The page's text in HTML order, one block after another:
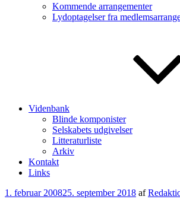
Kommende arrangementer
Lydoptagelser fra
Videnbank
Blinde komponister
Selskabets udgivelser
Litteraturliste
Arkiv
Kontakt
Links
Udgivet
1. februar 200825. september 2018 af